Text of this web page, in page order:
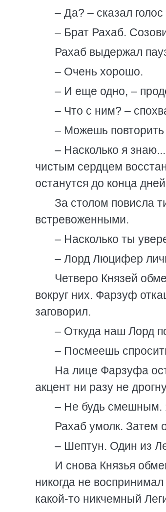
– Да? – сказал
– Брат Рахаб.
Рахаб выдержал
– Очень хорошо.
– И еще одно, –
– Что с ним? –
– Можешь повторить
– Насколько я
чистым сердцем
останутся до конца
За столом повисла
встревоженными.
– Насколько ты
– Лорд Люцифер
Четверо Князей
вокруг них. Фарзуф
заговорил.
– Откуда наш Лорд
– Посмеешь
На лице Фарзуфа
акцент ни разу не
– Не будь смешным.
Рахаб умолк. Затем
– Шептун. Один из
И снова Князья
никогда не
какой-то никчемный